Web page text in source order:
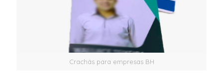
Crachás para empresas BH